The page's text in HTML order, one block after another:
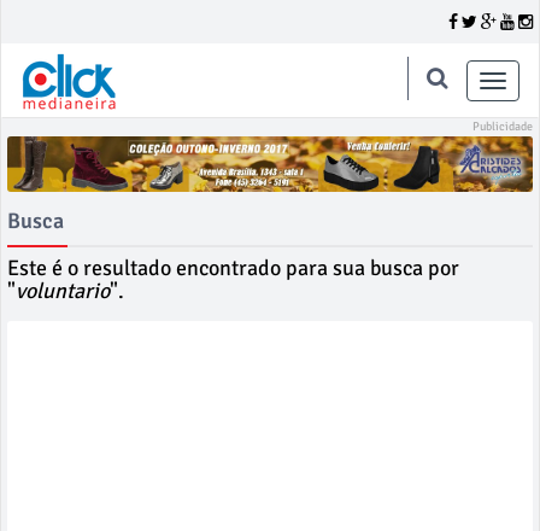
Toggle
Busca
Este é o resultado encontrado para sua busca por
"voluntario".